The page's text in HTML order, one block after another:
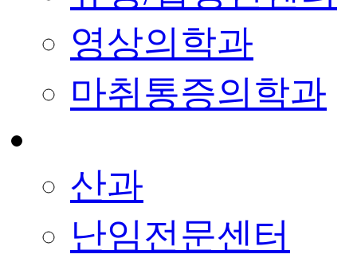
영상의학과
마취통증의학과
산과
난임전문센터